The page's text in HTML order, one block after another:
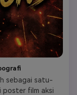
tekanan dan
sebagai satu-
poster film aksi